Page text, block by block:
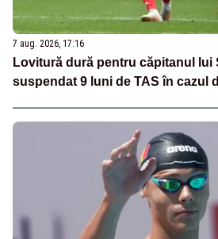
7 aug. 2026, 17:16
Lovitură dură pentru căpitanul lui
suspendat 9 luni de TAS în cazul